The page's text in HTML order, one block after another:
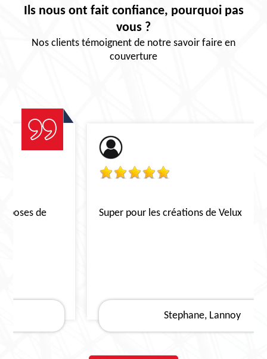
Ils nous ont fait confiance, pourquoi pas
vous ?
Nos clients témoignent de notre savoir faire en
couverture
Super pour les créations de Velux
Stephane, Lannoy